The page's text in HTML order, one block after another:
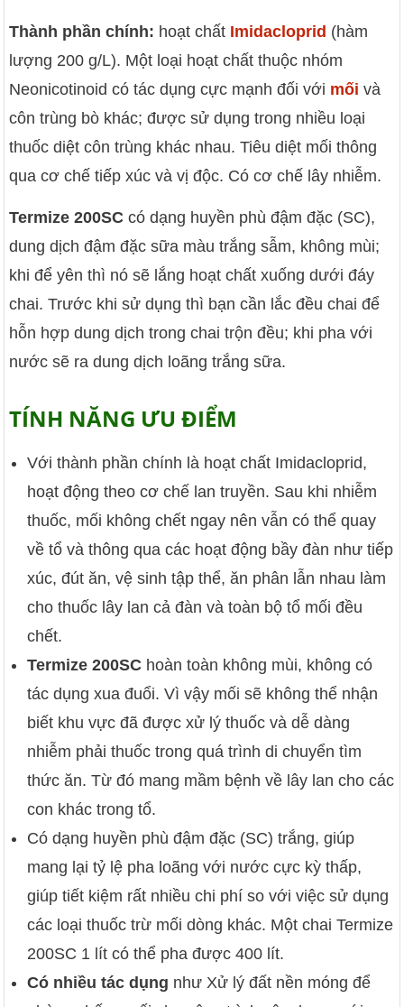
Thành phần chính: hoạt chất Imidacloprid (hàm
lượng 200 g/L). Một loại hoạt chất thuộc nhóm
Neonicotinoid có tác dụng cực mạnh đối với mối và
côn trùng bò khác; được sử dụng trong nhiều loại
thuốc diệt côn trùng khác nhau. Tiêu diệt mối thông
qua cơ chế tiếp xúc và vị độc. Có cơ chế lây nhiễm.
Termize 200SC có dạng huyền phù đậm đặc (SC),
dung dịch đậm đặc sữa màu trắng sẫm, không mùi;
khi để yên thì nó sẽ lắng hoạt chất xuống dưới đáy
chai. Trước khi sử dụng thì bạn cần lắc đều chai để
hỗn hợp dung dịch trong chai trộn đều; khi pha với
nước sẽ ra dung dịch loãng trắng sữa.
TÍNH NĂNG ƯU ĐIỂM
Với thành phần chính là hoạt chất Imidacloprid,
hoạt động theo cơ chế lan truyền. Sau khi nhiễm
thuốc, mối không chết ngay nên vẫn có thể quay
về tổ và thông qua các hoạt động bầy đàn như tiếp
xúc, đút ăn, vệ sinh tập thể, ăn phân lẫn nhau làm
cho thuốc lây lan cả đàn và toàn bộ tổ mối đều
chết.
Termize 200SC hoàn toàn không mùi, không có
tác dụng xua đuổi. Vì vậy mối sẽ không thể nhận
biết khu vực đã được xử lý thuốc và dễ dàng
nhiễm phải thuốc trong quá trình di chuyển tìm
thức ăn. Từ đó mang mầm bệnh về lây lan cho các
con khác trong tổ.
Có dạng huyền phù đậm đặc (SC) trắng, giúp
mang lại tỷ lệ pha loãng với nước cực kỳ thấp,
giúp tiết kiệm rất nhiều chi phí so với việc sử dụng
các loại thuốc trừ mối dòng khác. Một chai Termize
200SC 1 lít có thể pha được 400 lít.
Có nhiều tác dụng như Xử lý đất nền móng để